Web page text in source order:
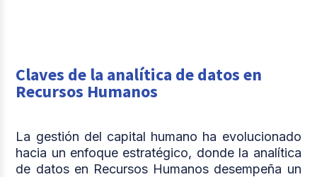
Claves de la analítica de datos en
Recursos Humanos
La gestión del capital humano ha evolucionado
hacia un enfoque estratégico, donde la analítica
de datos en Recursos Humanos desempeña un